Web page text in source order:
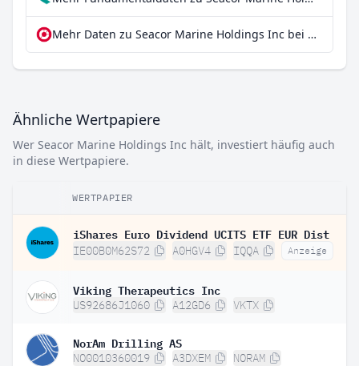
Mehr Daten zu Seacor Marine Holdings Inc bei extraETF
Ähnliche Wertpapiere
Wer Seacor Marine Holdings Inc hält, investiert häufig auch
in diese Wertpapiere.
WERTPAPIER
iShares Euro Dividend UCITS ETF EUR Dist
IE00B0M62S72 A0HGV4 IQQA Anzeige
Viking Therapeutics Inc
US92686J1060 A12GD6 VKTX
NorAm Drilling AS
NO0010360019 A3DXEM NORAM